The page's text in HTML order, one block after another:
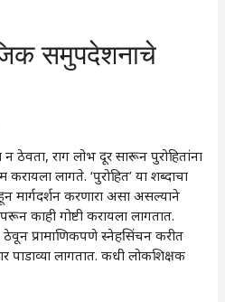
समुपदेशनाचे
राग लोभ दूर सारून पुरोहितांना
लागते. ‘पुरोहित’ या शब्दाचा
मार्गदर्शन करणारा असा असल्याने
काही गोष्टी करायला लागतात.
प्रामाणिकपणे स्नेहसिंचन करीत
पाडाव्या लागतात. कधी लोकशिक्षक